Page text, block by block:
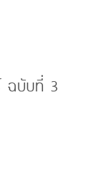
ฉบับที่ 3